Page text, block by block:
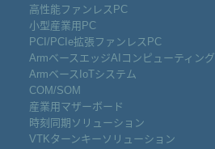
高性能ファンレスPC
小型産業用PC
PCI/PCIe拡張ファンレスPC
ArmベースエッジAIコンピューティング
ArmベースIoTシステム
COM/SOM
産業用マザーボード
時刻同期ソリューション
VTKターンキーソリューション